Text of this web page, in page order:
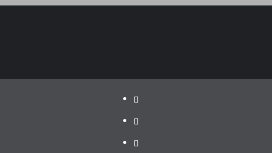
Politik
Pariwisata
Jakarta